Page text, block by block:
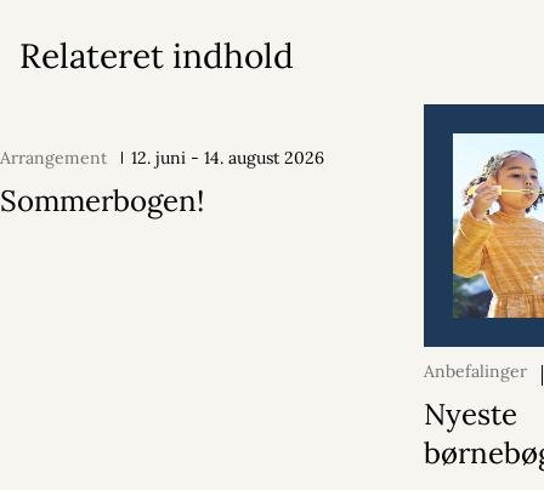
Relateret indhold
Arrangement 12. juni - 14. august 2026
Sommerbogen!
Anbefalinger
2026
Nyeste